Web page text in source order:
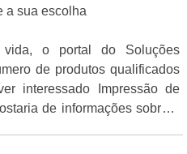
a sua escolha
o portal do Soluções
de produtos qualificados
interessado Impressão de
de informações sobre o